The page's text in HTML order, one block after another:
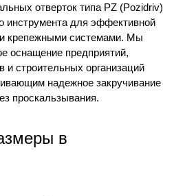
отверток типа PZ (Pozidriv)
инструмента для эффективной
крепежными системами. Мы
оснащение предприятий,
и строительных организаций
надежное закручивание
проскальзывания.
в